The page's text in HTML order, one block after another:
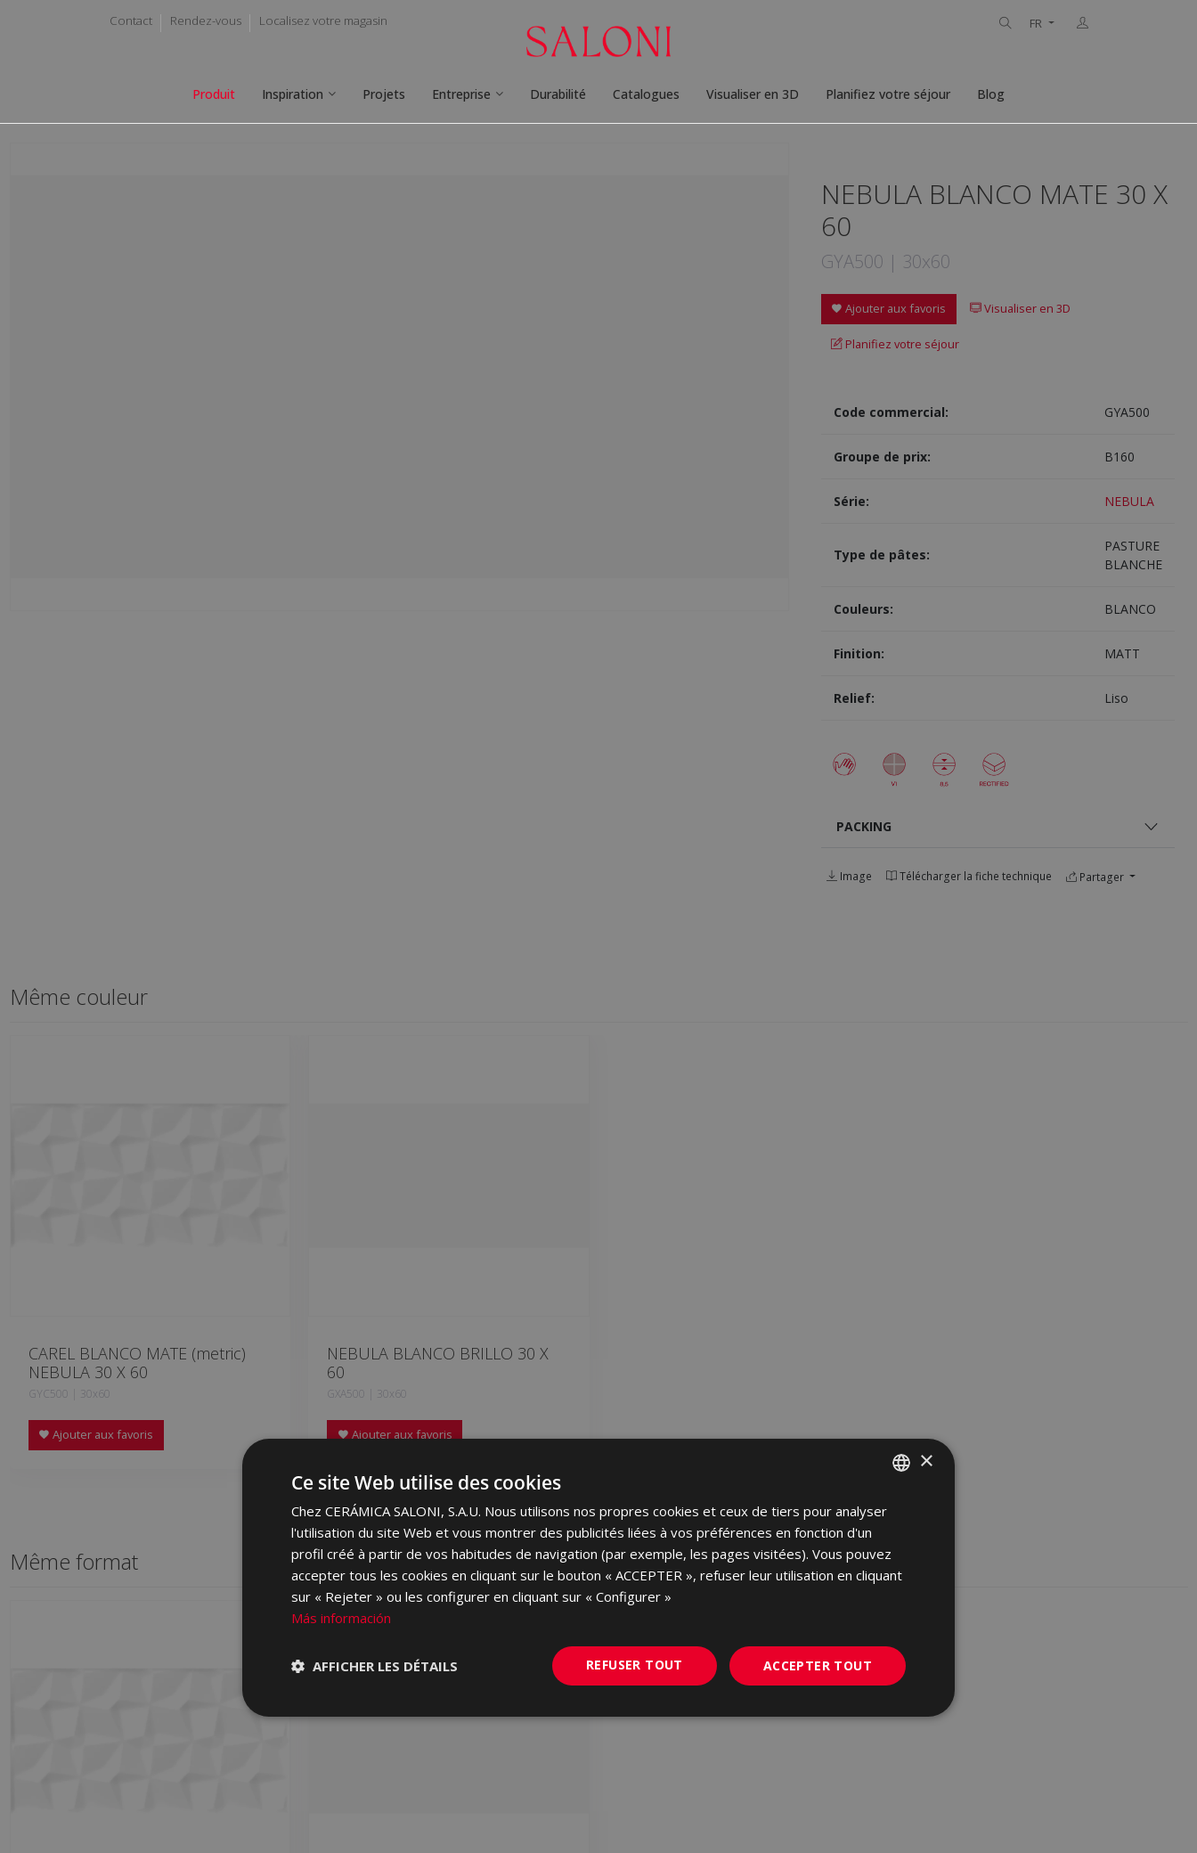
Contact Rendez-vous Localisez votre magasin FR
Produit Inspiration Projets Entreprise Durabilité Catalogues Visualiser en 3D Planifiez votre séjour Blog
NEBULA BLANCO MATE 30 X
60
GYA500 | 30x60
Ajouter aux favoris Visualiser en 3D
Planifiez votre séjour
Code commercial: GYA500
Groupe de prix: B160
Série: NEBULA
Type de pâtes:
PASTURE
BLANCHE
Couleurs: BLANCO
Finition: MATT
Relief: Liso
PACKING
Image Télécharger la fiche technique Partager
Même couleur
CAREL BLANCO MATE (metric)
NEBULA 30 X 60
GYC500 | 30x60
Ajouter aux favoris
NEBULA BLANCO BRILLO 30 X
60
GXA500 | 30x60
Ajouter aux favoris
Même format
SPANISH
ENGLISH
FRENCH
×
Ce site Web utilise des cookies
Chez CERÁMICA SALONI, S.A.U. Nous utilisons nos propres cookies et ceux de tiers pour analyser
l'utilisation du site Web et vous montrer des publicités liées à vos préférences en fonction d'un
profil créé à partir de vos habitudes de navigation (par exemple, les pages visitées). Vous pouvez
accepter tous les cookies en cliquant sur le bouton « ACCEPTER », refuser leur utilisation en cliquant
sur « Rejeter » ou les configurer en cliquant sur « Configurer »
Más información
ACCEPTER TOUT
REFUSER TOUT
AFFICHER LES DÉTAILS